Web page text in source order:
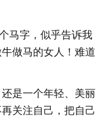
马字，似乎告诉我
做马的女人！难道
是一个年轻、美丽
关注自己，把自己